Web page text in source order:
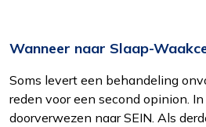
Wanneer naar Slaap-
Soms levert een behandeling
reden voor een second opinion.
doorverwezen naar SEIN. Als